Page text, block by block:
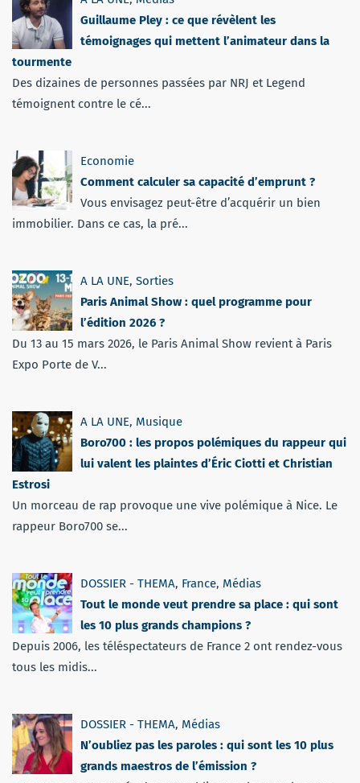
Guillaume Pley : ce que révèlent les
témoignages qui mettent l’animateur dans la
tourmente
Des dizaines de personnes passées par NRJ et Legend
témoignent contre le cé...
Economie
Comment calculer sa capacité d’emprunt ?
Vous envisagez peut-être d’acquérir un bien
immobilier. Dans ce cas, la pré...
A LA UNE, Sorties
Paris Animal Show : quel programme pour
l’édition 2026 ?
Du 13 au 15 mars 2026, le Paris Animal Show revient à Paris
Expo Porte de V...
A LA UNE, Musique
Boro700 : les propos polémiques du rappeur qui
lui valent les plaintes d’Éric Ciotti et Christian
Estrosi
Un morceau de rap provoque une vive polémique à Nice. Le
rappeur Boro700 se...
DOSSIER - THEMA, France, Médias
Tout le monde veut prendre sa place : qui sont
les 10 plus grands champions ?
Depuis 2006, les téléspectateurs de France 2 ont rendez-vous
tous les midis...
DOSSIER - THEMA, Médias
N’oubliez pas les paroles : qui sont les 10 plus
grands maestros de l’émission ?